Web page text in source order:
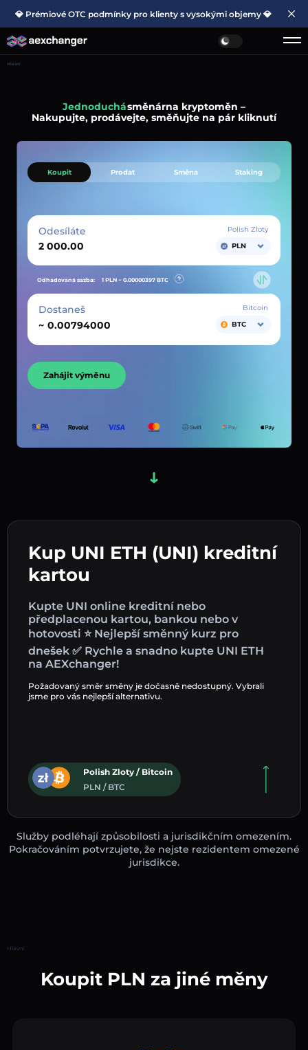
💎 Prémiové OTC podmínky pro klienty s vysokými objemy 💎
Hlavní
Jednoduchásměnárna kryptoměn –
Nakupujte, prodávejte, směňujte na pár kliknutí
Kup UNI ETH (UNI) kreditní
kartou
Kupte UNI online kreditní nebo
předplacenou kartou, bankou nebo v
hotovosti ⭐ Nejlepší směnný kurz pro
dnešek ✅ Rychle a snadno kupte UNI ETH
na AEXchanger!
Požadovaný směr směny je dočasně nedostupný. Vybrali
jsme pro vás nejlepší alternativu.
Polish Zloty / Bitcoin
PLN / BTC
Koupit Prodat Směna Staking
Odesíláte
Polish Zloty
PLN
Odhadovaná sazba: 1 PLN ~ 0.00000397 BTC
Dostaneš
~
Bitcoin
BTC
Zahájit výměnu
Služby podléhají způsobilosti a jurisdikčním omezením.
Pokračováním potvrzujete, že nejste rezidentem omezené
jurisdikce.
Hlavní
Koupit PLN za jiné měny